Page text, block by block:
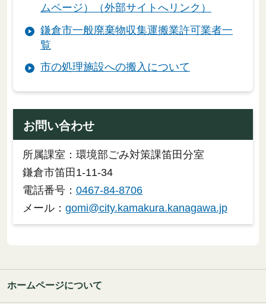
ムページ）（外部サイトへリンク）
鎌倉市一般廃棄物収集運搬業許可業者一
覧
市の処理施設への搬入について
お問い合わせ
所属課室：環境部ごみ対策課笛田分室
鎌倉市笛田1-11-34
電話番号： 0467-84-8706
メール： gomi@city.kamakura.kanagawa.jp
ホームページについて